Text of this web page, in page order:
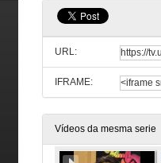
URL:
IFRAME:
Vídeos da mesma serie